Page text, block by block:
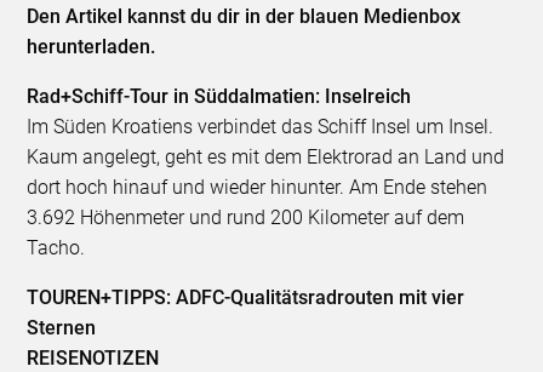
Den Artikel kannst du dir in der blauen Medienbox
herunterladen.
Rad+Schiff-Tour in Süddalmatien: Inselreich
Im Süden Kroatiens verbindet das Schiff Insel um Insel.
Kaum angelegt, geht es mit dem Elektrorad an Land und
dort hoch hinauf und wieder hinunter. Am Ende stehen
3.692 Höhenmeter und rund 200 Kilometer auf dem
Tacho.
TOUREN+TIPPS: ADFC-Qualitätsradrouten mit vier
Sternen
REISENOTIZEN